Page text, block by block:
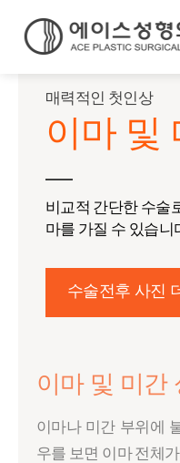
매력적인 첫인상
이마 및
비교적 간단한 수술
마를 가질 수 있습니
수술전후 사진
이마 및 미간
이마나 미간 부위에
우를 보면 이마 전체